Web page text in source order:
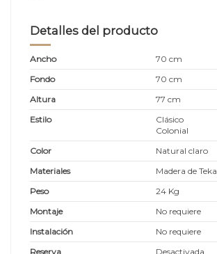
Detalles del producto
Ancho
70 cm
Fondo
70 cm
Altura
77 cm
Estilo
Clásico
Colonial
Color
Natural claro
Materiales
Madera de Teka
Peso
24 Kg
Montaje
No requiere
Instalación
No requiere
Reserva
Desactivada